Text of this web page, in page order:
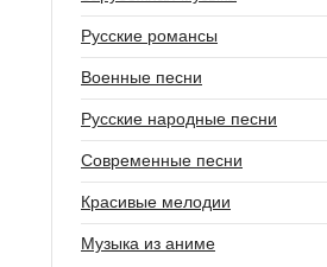
Русские романсы
Военные песни
Русские народные песни
Современные песни
Красивые мелодии
Музыка из аниме